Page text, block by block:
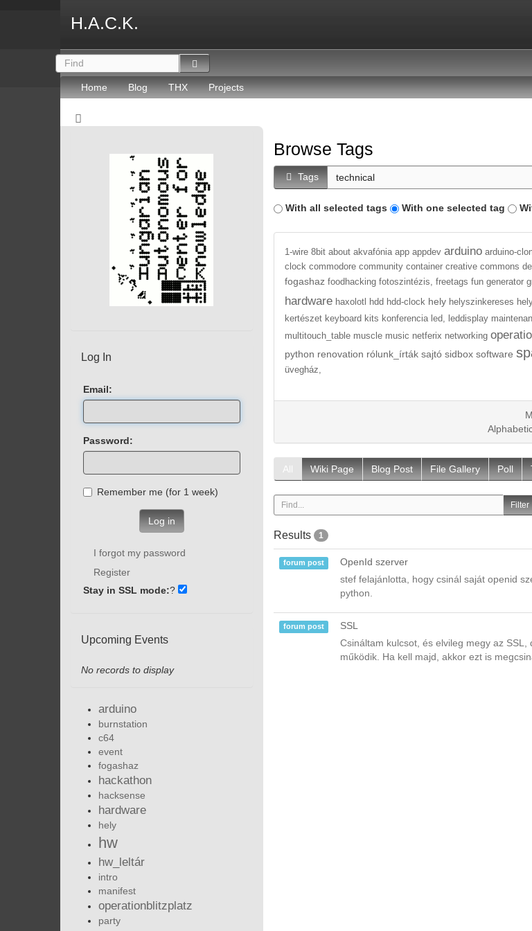
H.A.C.K.
Home Blog THX Projects
Browse Tags
Tags
With all selected tags With one selected tag
1-wire 8bit about akvafónia app appdev arduino arduino-
clock commodore community container creative commons
fogashaz foodhacking fotoszintézis, freetags fun generator
hardware haxolotl hdd hdd-clock hely helyszinkereses
kertészet keyboard kits konferencia led, leddisplay
multitouch_table muscle music netferix networking
python renovation rólunk_írták sajtó sidbox software
üvegház,
All Wiki Page Blog Post File Gallery Poll
Results 1
forum post
OpenId szerver
stef felajánlotta, hogy csinál saját openid
python.
forum post
SSL
Csináltam kulcsot, és elvileg megy az
működik. Ha kell majd, akkor ezt is
Log In
Email:
Password:
Remember me (for 1 week)
Log in
I forgot my password
Register
Stay in SSL mode:?
Upcoming Events
No records to display
arduino
burnstation
c64
event
fogashaz
hackathon
hacksense
hardware
hely
hw
hw_leltár
intro
manifest
operationblitzplatz
party